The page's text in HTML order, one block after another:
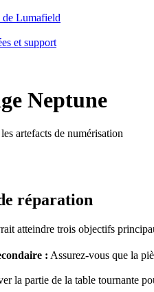
de Lumafield
et support
Neptune
artefacts de numérisation
réparation
atteindre trois objectifs
: Assurez-vous que la
la partie de la table tournante